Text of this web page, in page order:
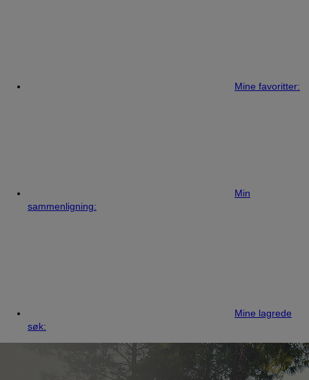
Mine favoritter:
Min
sammenligning:
Mine lagrede
søk: